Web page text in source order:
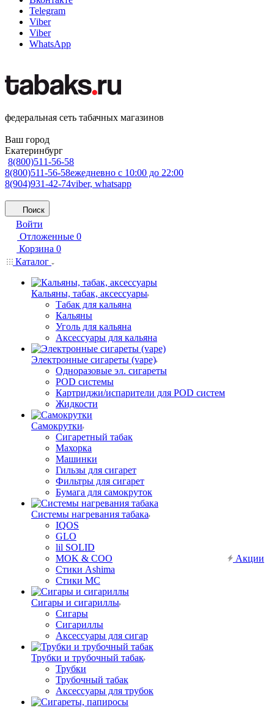
Telegram
Viber
Viber
WhatsApp
федеральная сеть табачных магазинов
Ваш город
Екатеринбург
8(800)511-56-58
8(800)511-56-58ежедневно с 10:00 до 22:00
8(904)931-42-74viber, whatsapp
Поиск
Войти
Отложенные 0
Корзина 0
Каталог
Кальяны, табак, аксессуары
Табак для кальяна
Кальяны
Уголь для кальяна
Аксессуары для кальяна
Электронные сигареты (vape)
Одноразовые эл. сигареты
POD системы
Картриджи/испарители для POD систем
Жидкости
Самокрутки
Сигаретный табак
Махорка
Машинки
Гильзы для сигарет
Фильтры для сигарет
Бумага для самокруток
Системы нагревания табака
IQOS
GLO
lil SOLID
MOK & COO
Стики Ashima
Стики MC
Сигары и сигариллы
Сигары
Сигариллы
Аксессуары для сигар
Трубки и трубочный табак
Трубки
Трубочный табак
Аксессуары для трубок
Акции